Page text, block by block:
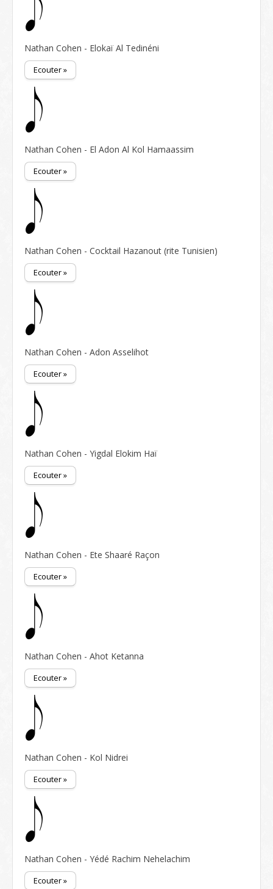
Nathan Cohen - Elokaï Al Tedinéni
Ecouter »
Nathan Cohen - El Adon Al Kol Hamaassim
Ecouter »
Nathan Cohen - Cocktail Hazanout (rite Tunisien)
Ecouter »
Nathan Cohen - Adon Asselihot
Ecouter »
Nathan Cohen - Yigdal Elokim Haï
Ecouter »
Nathan Cohen - Ete Shaaré Raçon
Ecouter »
Nathan Cohen - Ahot Ketanna
Ecouter »
Nathan Cohen - Kol Nidrei
Ecouter »
Nathan Cohen - Yédé Rachim Nehelachim
Ecouter »